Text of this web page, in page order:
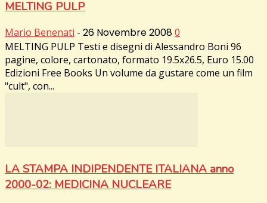
MELTING PULP
Mario Benenati - 26 Novembre 20080
MELTING PULP Testi e disegni di Alessandro Boni 96
pagine, colore, cartonato, formato 19.5x26.5, Euro 15.00
Edizioni Free Books Un volume da gustare come un film
"cult", con...
LA STAMPA INDIPENDENTE ITALIANA anno
2000-02: MEDICINA NUCLEARE